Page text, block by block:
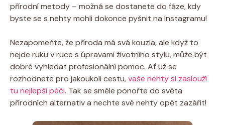
přírodní metody – možná se dostanete do fáze, kdy
byste se s nehty mohli dokonce pyšnit na Instagramu!
Nezapomeňte, že příroda má svá kouzla, ale když to
nejde ruku v ruce s úpravami životního stylu, může být
dobré vyhledat profesionální pomoc. Ať už se
rozhodnete pro jakoukoli cestu,vaše nehty si zaslouží
tu nejlepší péči. Tak se směle ponořte do světa
přírodních alternativ a nechte své nehty opět zazářit!